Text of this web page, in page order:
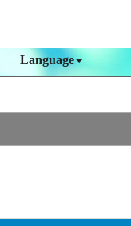
Language